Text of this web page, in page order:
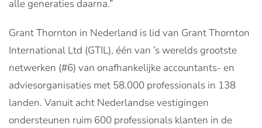
alle generaties daarna.”
Grant Thornton in Nederland is lid van Grant Thornton
International Ltd (GTIL), één van ’s werelds grootste
netwerken (#6) van onafhankelijke accountants- en
adviesorganisaties met 58.000 professionals in 138
landen. Vanuit acht Nederlandse vestigingen
ondersteunen ruim 600 professionals klanten in de